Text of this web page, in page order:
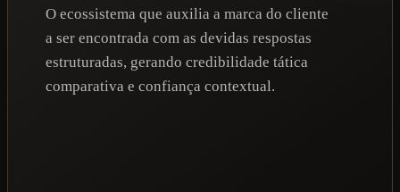
O ecossistema que auxilia a marca do cliente
a ser encontrada com as devidas respostas
estruturadas, gerando credibilidade tática
comparativa e confiança contextual.